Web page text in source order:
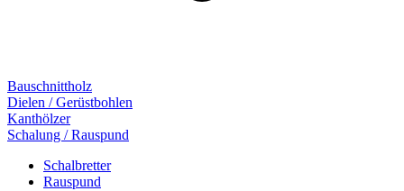
Bauschnittholz
Dielen / Gerüstbohlen
Kanthölzer
Schalung / Rauspund
Schalbretter
Rauspund